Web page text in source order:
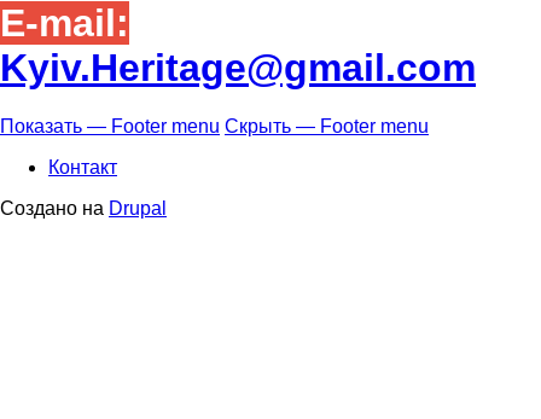
E-mail:
Kyiv.Heritage@gmail.com
Footer
Показать — Footer menu Скрыть — Footer menu
Контакт
Создано на Drupal